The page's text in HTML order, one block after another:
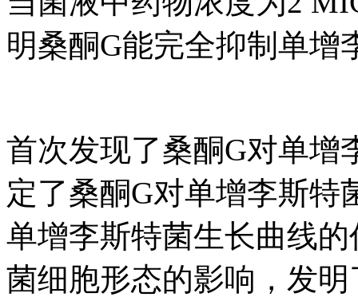
明桑酮G能完全抑制单增
首次发现了桑酮G对单增
定了桑酮G对单增李斯特
单增李斯特菌生长曲线
菌细胞形态的影响，发